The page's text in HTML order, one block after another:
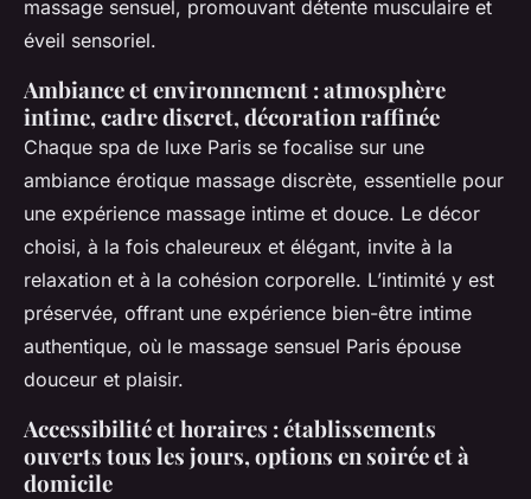
massage sensuel, promouvant détente musculaire et
éveil sensoriel.
Ambiance et environnement : atmosphère
intime, cadre discret, décoration raffinée
Chaque spa de luxe Paris se focalise sur une
ambiance érotique massage discrète, essentielle pour
une expérience massage intime et douce. Le décor
choisi, à la fois chaleureux et élégant, invite à la
relaxation et à la cohésion corporelle. L’intimité y est
préservée, offrant une expérience bien-être intime
authentique, où le massage sensuel Paris épouse
douceur et plaisir.
Accessibilité et horaires : établissements
ouverts tous les jours, options en soirée et à
domicile